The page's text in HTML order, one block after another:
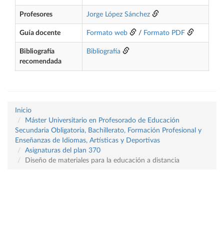
Profesores Jorge López Sánchez
Guía docente Formato web / Formato PDF
Bibliografía
recomendada
Bibliografía
Inicio
Máster Universitario en Profesorado de Educación
Secundaria Obligatoria, Bachillerato, Formación Profesional y
Enseñanzas de Idiomas, Artísticas y Deportivas
Asignaturas del plan 370
Diseño de materiales para la educación a distancia